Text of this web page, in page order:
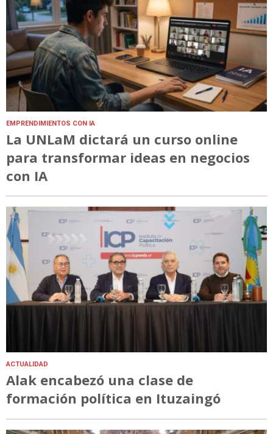
EMPRENDIMIENTOS CON IA
La UNLaM dictará un curso online
para transformar ideas en negocios
con IA
ACTUALIDAD
Alak encabezó una clase de
formación política en Ituzaingó